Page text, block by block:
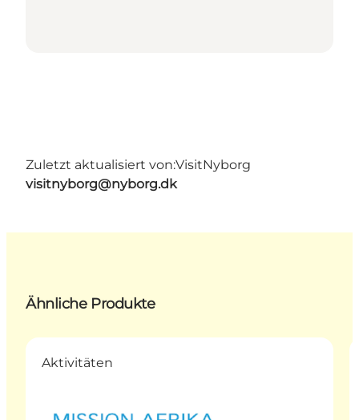
Zuletzt aktualisiert von:VisitNyborg
visitnyborg@nyborg.dk
Ähnliche Produkte
Aktivitäten